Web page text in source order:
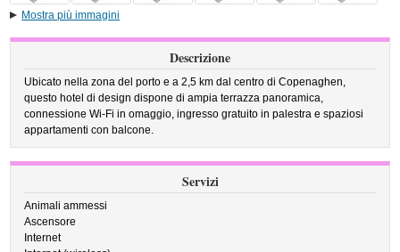
Mostra più immagini
Descrizione
Ubicato nella zona del porto e a 2,5 km dal centro di Copenaghen,
questo hotel di design dispone di ampia terrazza panoramica,
connessione Wi-Fi in omaggio, ingresso gratuito in palestra e spaziosi
appartamenti con balcone.
Servizi
Animali ammessi
Ascensore
Internet